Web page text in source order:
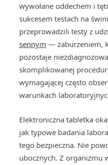
wywołane oddechem i
sukcesem testach na
przeprowadzili testy z
sennym — zaburzeniem,
pozostaje
skomplikowanej
wymagającej często
warunkach
Elektroniczna tabletka
jak typowe badania
tego bezpieczna. Nie
ubocznych. Z organizmu